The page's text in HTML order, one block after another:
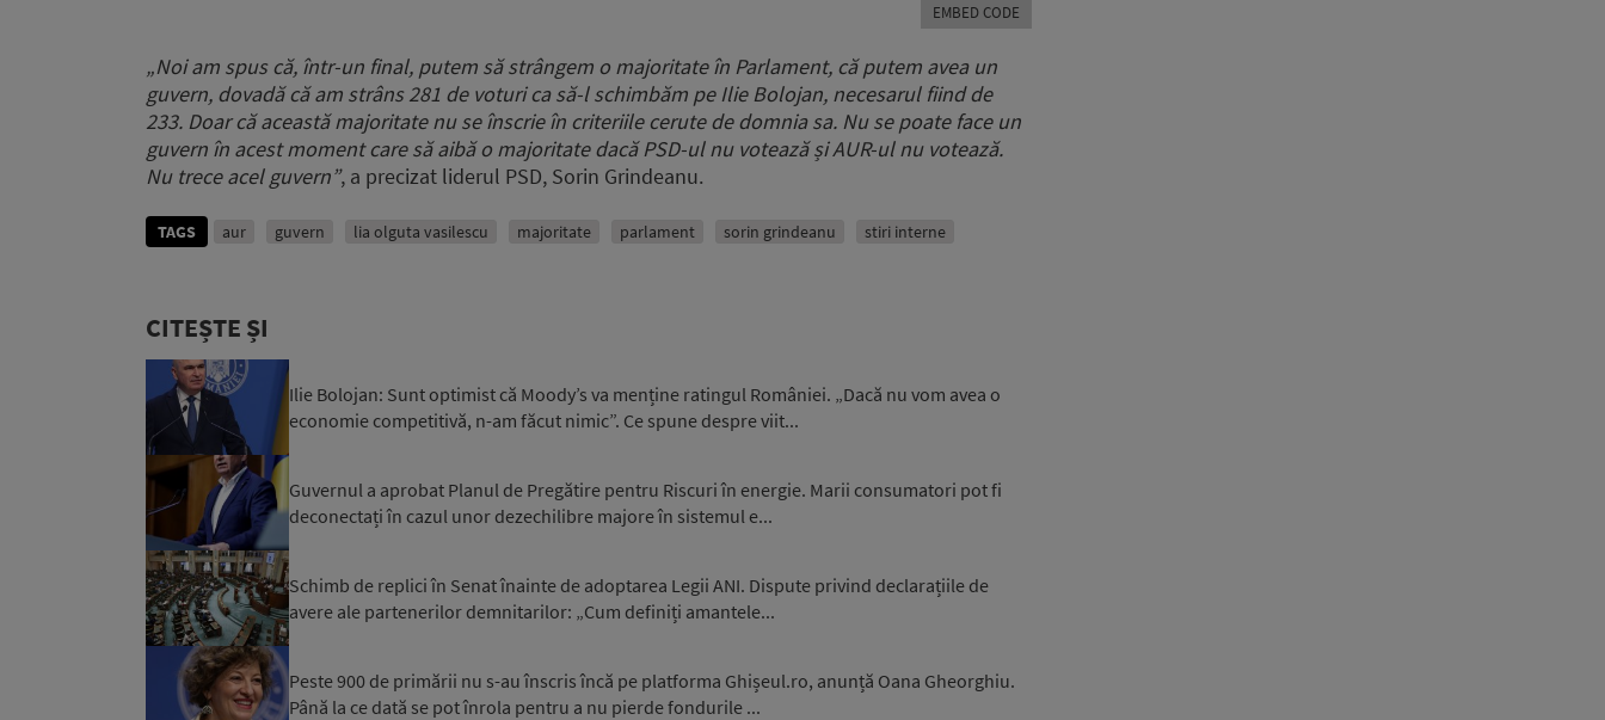
keys
increase
or
decrease
volume.
EMBED CODE
„Noi am spus că, într-un final, putem să strângem o majoritate în Parlament, că putem avea un
guvern, dovadă că am strâns 281 de voturi ca să-l schimbăm pe Ilie Bolojan, necesarul fiind de
233. Doar că această majoritate nu se înscrie în criteriile cerute de domnia sa. Nu se poate face un
guvern în acest moment care să aibă o majoritate dacă PSD-ul nu votează și AUR-ul nu votează.
Nu trece acel guvern”, a precizat liderul PSD, Sorin Grindeanu.
TAGS aur guvern lia olguta vasilescu majoritate parlament sorin grindeanu stiri interne
CITEȘTE ȘI
Ilie Bolojan: Sunt optimist că Moody’s va menține ratingul României. „Dacă nu vom avea o
economie competitivă, n-am făcut nimic”. Ce spune despre viit...
Guvernul a aprobat Planul de Pregătire pentru Riscuri în energie. Marii consumatori pot fi
deconectați în cazul unor dezechilibre majore în sistemul e...
Schimb de replici în Senat înainte de adoptarea Legii ANI. Dispute privind declarațiile de
avere ale partenerilor demnitarilor: „Cum definiți amantele...
Peste 900 de primării nu s-au înscris încă pe platforma Ghișeul.ro, anunță Oana Gheorghiu.
Până la ce dată se pot înrola pentru a nu pierde fondurile ...